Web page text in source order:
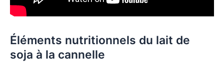
Éléments nutritionnels du lait de
soja à la cannelle